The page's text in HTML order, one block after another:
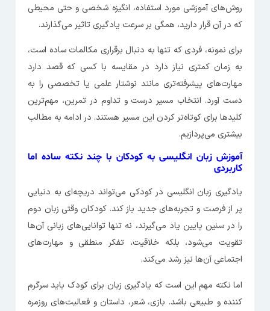
روش‌های آموزشی مورد استفاده، انگیزه شخصی و حتی محیطی
که در آن قرار دارید، همگی بر سرعت یادگیری تاثیر می‌گذارند.
برای نمونه، فردی که تنها به دنبال برقراری مکالمات ساده است،
به زمان کمتری نیاز دارد در مقایسه با کسی که قصد دارد
مهارت‌های پیشرفته‌تری مانند نوشتار علمی یا تخصصی را به
دست آورد. انتخاب مسیر درست و تداوم در تمرین، مهم‌ترین
کلیدها برای کوتاه‌تر کردن این مسیر هستند. در ادامه به مطالب
بیشتری می‌پردازیم.
آموزش زبان انگلیسی به کودکان با چند نکته ساده اما
کاربردی
یادگیری زبان انگلیسی در کودکی می‌تواند دریچه‌ای به دنیایی
پر از فرصت و تجربه‌های جدید باز کند. کودکان وقتی زبان دوم
را در سنین پایین یاد می‌گیرند، نه تنها توانایی‌های زبانی‌ آن‌ها
تقویت می‌شود، بلکه خلاقیت، تفکر منطقی و مهارت‌های
اجتماعی آن‌ها نیز رشد می‌کند.
اما نکته مهم این است که یادگیری زبان برای کودک باید سرگرم
کننده و طبیعی باشد. بازی، شعر، داستان و فعالیت‌های روزمره